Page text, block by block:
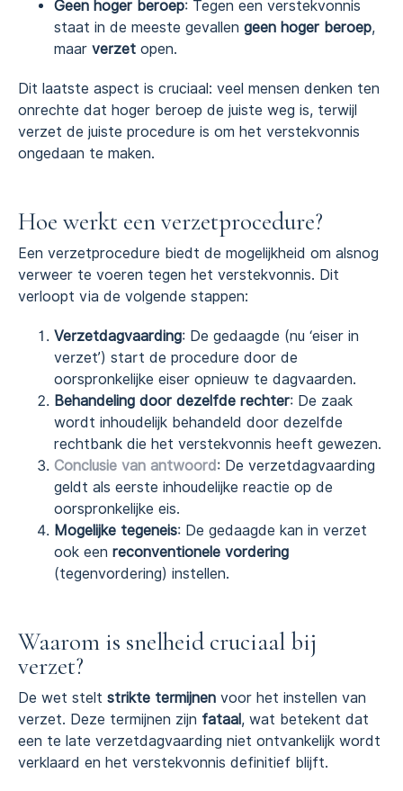
Geen hoger beroep: Tegen een verstekvonnis
staat in de meeste gevallen geen hoger beroep,
maar verzet open.
Dit laatste aspect is cruciaal: veel mensen denken ten
onrechte dat hoger beroep de juiste weg is, terwijl
verzet de juiste procedure is om het verstekvonnis
ongedaan te maken.
Hoe werkt een verzetprocedure?
Een verzetprocedure biedt de mogelijkheid om alsnog
verweer te voeren tegen het verstekvonnis. Dit
verloopt via de volgende stappen:
Verzetdagvaarding: De gedaagde (nu ‘eiser in
verzet’) start de procedure door de
oorspronkelijke eiser opnieuw te dagvaarden.
Behandeling door dezelfde rechter: De zaak
wordt inhoudelijk behandeld door dezelfde
rechtbank die het verstekvonnis heeft gewezen.
Conclusie van antwoord: De verzetdagvaarding
geldt als eerste inhoudelijke reactie op de
oorspronkelijke eis.
Mogelijke tegeneis: De gedaagde kan in verzet
ook een reconventionele vordering
(tegenvordering) instellen.
Waarom is snelheid cruciaal bij
verzet?
De wet stelt strikte termijnen voor het instellen van
verzet. Deze termijnen zijn fataal, wat betekent dat
een te late verzetdagvaarding niet ontvankelijk wordt
verklaard en het verstekvonnis definitief blijft.